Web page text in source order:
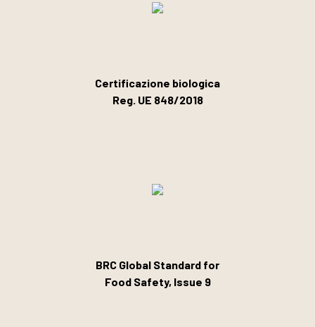
Certificazione biologica
Reg. UE 848/2018
BRC Global Standard for
Food Safety, Issue 9